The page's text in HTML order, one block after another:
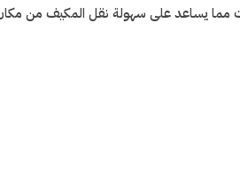
مما يساعد على سهولة نقل المكيف من